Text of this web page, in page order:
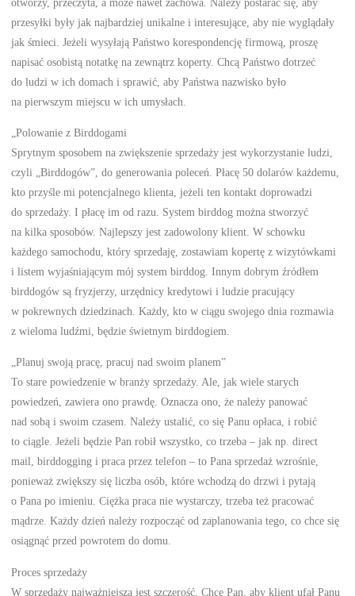
przesyłki były jak najbardziej unikalne i interesujące, aby nie wyglądały
jak śmieci. Jeżeli wysyłają Państwo korespondencję firmową, proszę
napisać osobistą notatkę na zewnątrz koperty. Chcą Państwo dotrzeć
do ludzi w ich domach i sprawić, aby Państwa nazwisko było
na pierwszym miejscu w ich umysłach.
„Polowanie z Birddogami
Sprytnym sposobem na zwiększenie sprzedaży jest wykorzystanie ludzi,
czyli „Birddogów”, do generowania poleceń. Płacę 50 dolarów każdemu,
kto przyśle mi potencjalnego klienta, jeżeli ten kontakt doprowadzi
do sprzedaży. I płacę im od razu. System birddog można stworzyć
na kilka sposobów. Najlepszy jest zadowolony klient. W schowku
każdego samochodu, który sprzedaję, zostawiam kopertę z wizytówkami
i listem wyjaśniającym mój system birddog. Innym dobrym źródłem
birddogów są fryzjerzy, urzędnicy kredytowi i ludzie pracujący
w pokrewnych dziedzinach. Każdy, kto w ciągu swojego dnia rozmawia
z wieloma ludźmi, będzie świetnym birddogiem.
„Planuj swoją pracę, pracuj nad swoim planem”
To stare powiedzenie w branży sprzedaży. Ale, jak wiele starych
powiedzeń, zawiera ono prawdę. Oznacza ono, że należy panować
nad sobą i swoim czasem. Należy ustalić, co się Panu opłaca, i robić
to ciągle. Jeżeli będzie Pan robił wszystko, co trzeba – jak np. direct
mail, birddogging i praca przez telefon – to Pana sprzedaż wzrośnie,
ponieważ zwiększy się liczba osób, które wchodzą do drzwi i pytają
o Pana po imieniu. Ciężka praca nie wystarczy, trzeba też pracować
mądrze. Każdy dzień należy rozpocząć od zaplanowania tego, co chce się
osiągnąć przed powrotem do domu.
Proces sprzedaży
W sprzedaży najważniejsza jest szczerość. Chce Pan, aby klient ufał Panu